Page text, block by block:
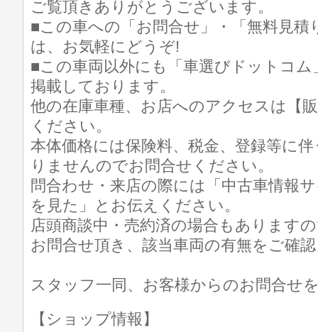
ご覧頂きありがとうございます。
■この車への「お問合せ」・「無料見積
は、お気軽にどうぞ!
■この車両以外にも「車選びドットコ
掲載しております。
他の在庫車種、お店へのアクセスは【
ください。
本体価格には保険料、税金、登録等に
りませんのでお問合せください。
問合わせ・来店の際には「中古車情報
を見た」とお伝えください。
店頭商談中・売約済の場合もあります
お問合せ頂き、該当車両の有無をご確
スタッフ一同、お客様からのお問合せ
【ショップ情報】